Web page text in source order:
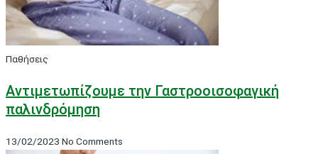
Παθήσεις
Αντιμετωπίζουμε την Γαστροοισοφαγική
παλινδρόμηση
13/02/2023 No Comments